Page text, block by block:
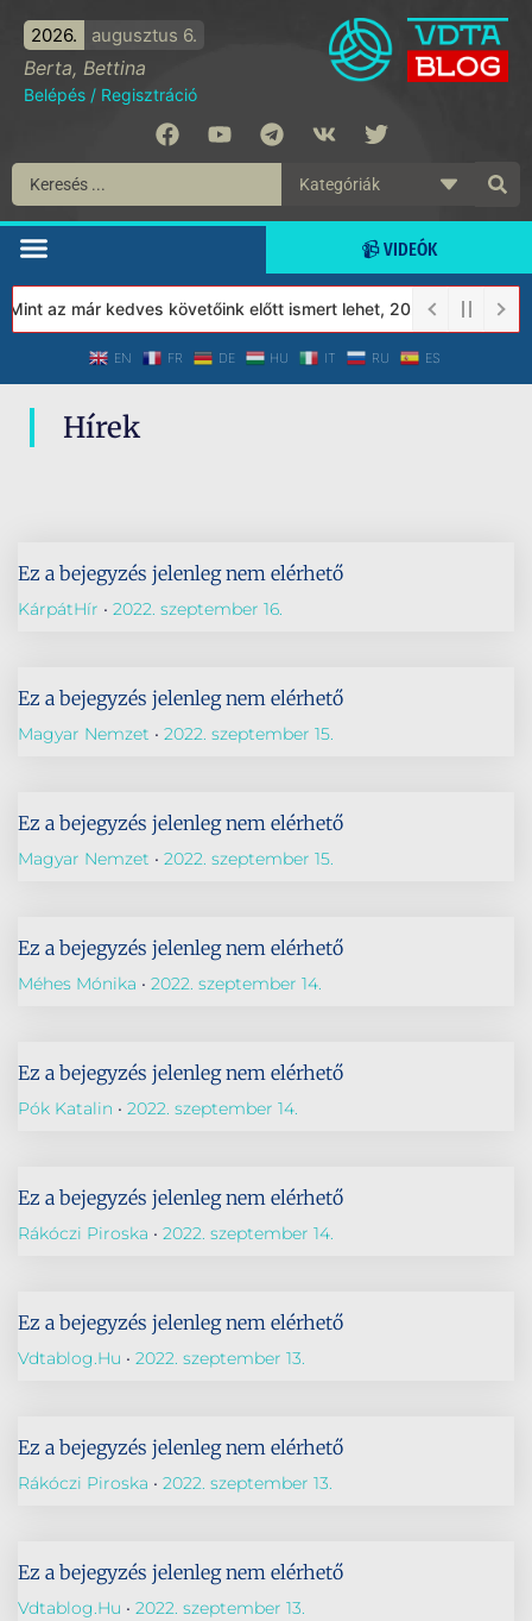
2026. augusztus 6.
Berta, Bettina
Belépés / Regisztráció
📹 VIDEÓK
az már kedves követőink előtt ismert lehet, 2023-tól a
EN FR DE HU IT RU ES
Hírek
Ez a bejegyzés jelenleg nem elérhető
KárpátHír 2022. szeptember 16.
Ez a bejegyzés jelenleg nem elérhető
Magyar Nemzet 2022. szeptember 15.
Ez a bejegyzés jelenleg nem elérhető
Magyar Nemzet 2022. szeptember 15.
Ez a bejegyzés jelenleg nem elérhető
Méhes Mónika 2022. szeptember 14.
Ez a bejegyzés jelenleg nem elérhető
Pók Katalin 2022. szeptember 14.
Ez a bejegyzés jelenleg nem elérhető
Rákóczi Piroska 2022. szeptember 14.
Ez a bejegyzés jelenleg nem elérhető
Vdtablog.hu 2022. szeptember 13.
Ez a bejegyzés jelenleg nem elérhető
Rákóczi Piroska 2022. szeptember 13.
Ez a bejegyzés jelenleg nem elérhető
Vdtablog.hu 2022. szeptember 13.